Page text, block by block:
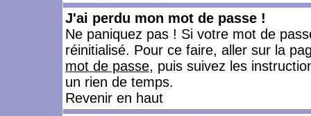
J'ai perdu mon mot de passe !
Ne paniquez pas ! Si votre mot de
réinitialisé. Pour ce faire, aller sur la
mot de passe, puis suivez les
un rien de temps.
Revenir en haut